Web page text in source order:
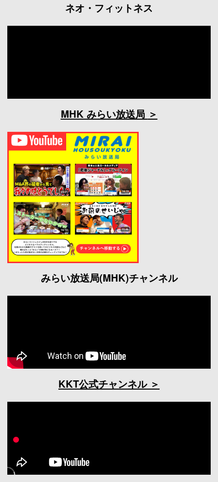
ネオ・フィットネス
MHK みらい放送局
みらい放送局(MHK)チャンネル
KKT公式チャンネル